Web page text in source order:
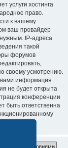
услуги хостинга
право.
к вашему
ваш провайдер
IP-адреса
такой
форумов
своему усмотрению.
вами информация
не будет открыта
конференции
быть ответственна